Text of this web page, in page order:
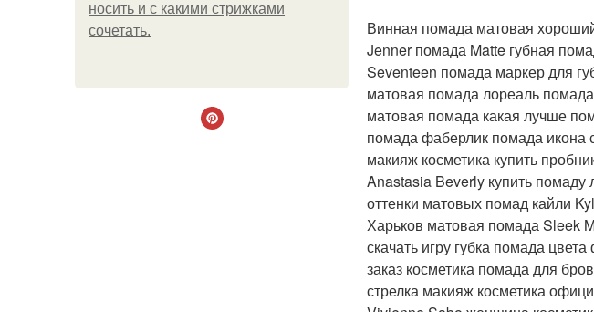
носить и с какими стрижками
сочетать.
Винная помада матовая
Jenner помада Matte губная
Seventeen помада маркер для
матовая помада лореаль
матовая помада какая лучше
помада фаберлик помада икона
макияж косметика купить
Anastasia Beverly купить
оттенки матовых помад кайли
Харьков матовая помада Sleek
скачать игру губка помада
заказ косметика помада для
стрелка макияж косметика